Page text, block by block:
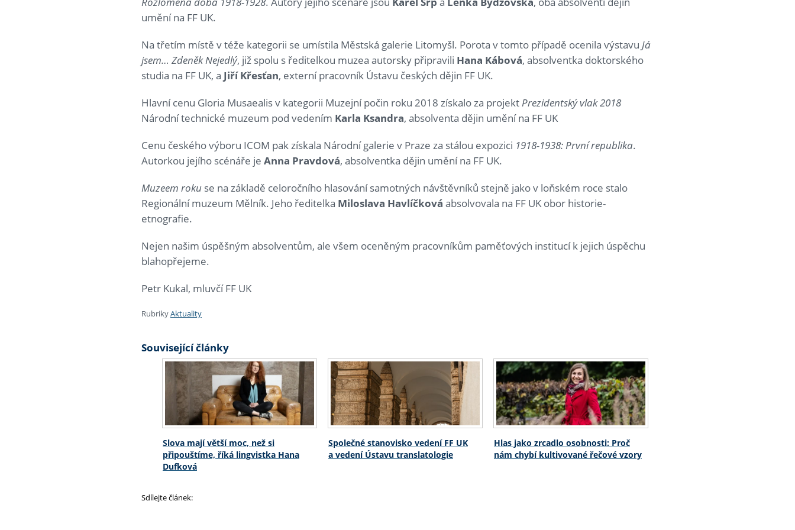
umění na FF UK.
Na třetím místě v téže kategorii se umístila Městská galerie Litomyšl. Porota v tomto případě ocenila výstavu Já
jsem… Zdeněk Nejedlý, již spolu s ředitelkou muzea autorsky připravili Hana Kábová, absolventka doktorského
studia na FF UK, a Jiří Křesťan, externí pracovník Ústavu českých dějin FF UK.
Hlavní cenu Gloria Musaealis v kategorii Muzejní počin roku 2018 získalo za projektPrezidentský vlak 2018
Národní technické muzeum pod vedením Karla Ksandra, absolventa dějin umění na FF UK
Cenu českého výboru ICOM pak získala Národní galerie v Praze za stálou expozici 1918-1938: První republika.
Autorkou jejího scénáře je Anna Pravdová, absolventka dějin umění na FF UK.
Muzeem roku se na základě celoročního hlasování samotných návštěvníků stejně jako v loňském roce stalo
Regionální muzeum Mělník. Jeho ředitelka Miloslava Havlíčková absolvovala na FF UK obor historie-
etnografie.
Nejen našim úspěšným absolventům, ale všem oceněným pracovníkům paměťových institucí k jejich úspěchu
blahopřejeme.
Petr Kukal, mluvčí FF UK
RubrikyAktuality
Související články
Slova mají větší moc, než si
připouštíme, říká lingvistka Hana
Dufková
Společné stanovisko vedení FF UK
a vedení Ústavu translatologie
Hlas jako zrcadlo osobnosti: Proč
nám chybí kultivované řečové vzory
Sdílejte článek: